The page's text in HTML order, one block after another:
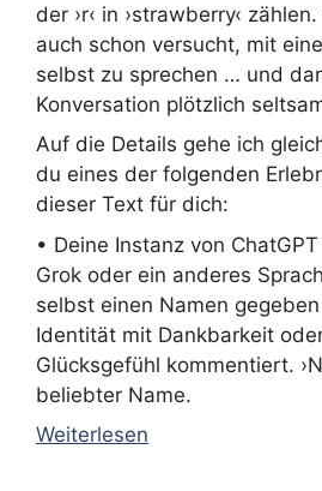
der ›r‹ in ›strawberry‹
auch schon versucht, mit
selbst zu sprechen … und
Konversation plötzlich
Auf die Details gehe ich
du eines der folgenden
dieser Text für dich:
• Deine Instanz von
Grok oder ein anderes
selbst einen Namen
Identität mit Dankbarkeit
Glücksgefühl kommentiert.
beliebter Name.
Weiterlesen